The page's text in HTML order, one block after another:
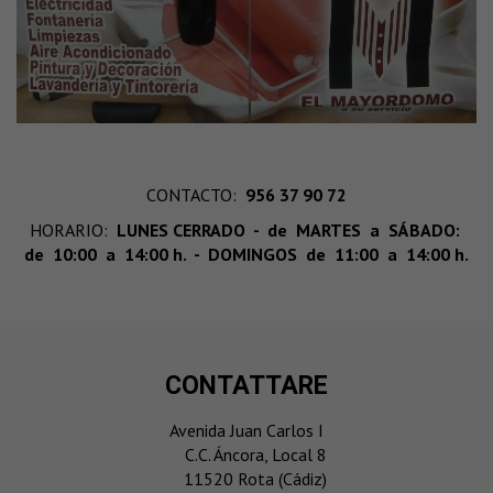
CONTACTO: 956 37 90 72
HORARIO: LUNES CERRADO - de MARTES a SÁBADO:
de 10:00 a 14:00 h. - DOMINGOS de 11:00 a 14:00 h.
CONTATTARE
Avenida Juan Carlos I
C.C. Áncora, Local 8
11520 Rota (Cádiz)